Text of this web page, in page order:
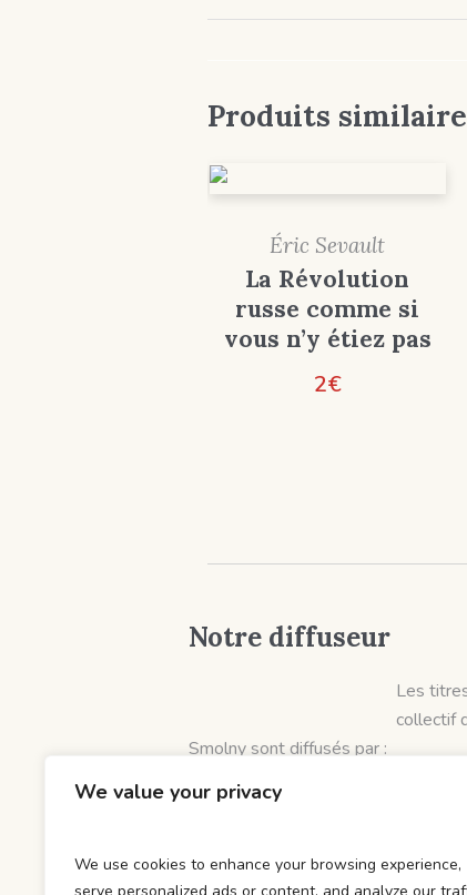
We value your privacy
We use cookies to enhance your browsing experience,
Produits
Éric Sevault
La Révolution
russe comme si
vous n’y étiez pas
2€
Notre diffuseur
Les
collectif
Smolny sont diffusés par :
et distribués par :